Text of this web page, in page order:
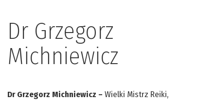
Dr Grzegorz
Michniewicz
Dr Grzegorz Michniewicz – Wielki Mistrz Reiki,